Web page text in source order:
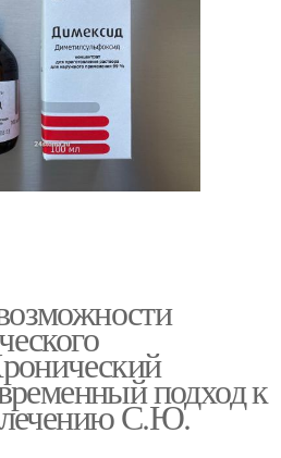
подход к
лечению С.Ю.